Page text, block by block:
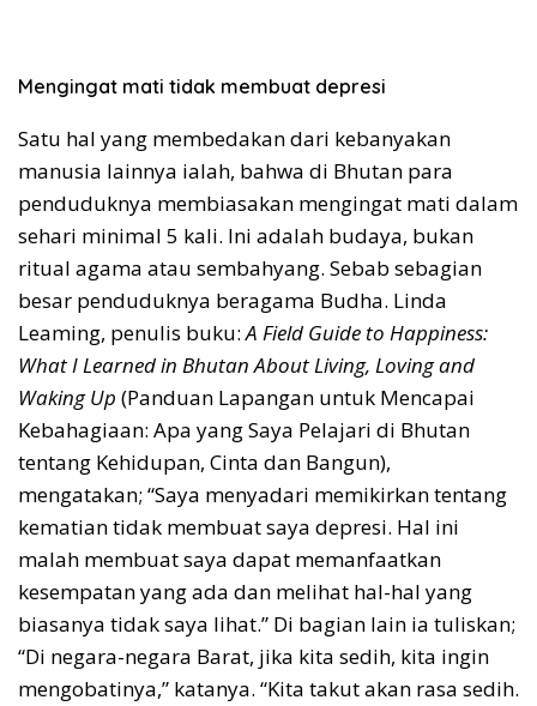
Mengingat mati tidak membuat depresi
Satu hal yang membedakan dari kebanyakan
manusia lainnya ialah, bahwa di Bhutan para
penduduknya membiasakan mengingat mati dalam
sehari minimal 5 kali. Ini adalah budaya, bukan
ritual agama atau sembahyang. Sebab sebagian
besar penduduknya beragama Budha. Linda
Leaming, penulis buku:A Field Guide to Happiness:
What I Learned in Bhutan About Living, Loving and
Waking Up (Panduan Lapangan untuk Mencapai
Kebahagiaan: Apa yang Saya Pelajari di Bhutan
tentang Kehidupan, Cinta dan Bangun),
mengatakan; “Saya menyadari memikirkan tentang
kematian tidak membuat saya depresi. Hal ini
malah membuat saya dapat memanfaatkan
kesempatan yang ada dan melihat hal-hal yang
biasanya tidak saya lihat.” Di bagian lain ia tuliskan;
“Di negara-negara Barat, jika kita sedih, kita ingin
mengobatinya,” katanya. “Kita takut akan rasa sedih.